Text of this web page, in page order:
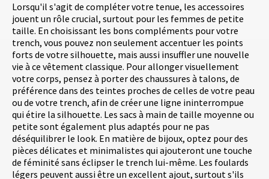
Lorsqu'il s'agit de compléter votre tenue, les accessoires
jouent un rôle crucial, surtout pour les femmes de petite
taille. En choisissant les bons compléments pour votre
trench, vous pouvez non seulement accentuer les points
forts de votre silhouette, mais aussi insuffler une nouvelle
vie à ce vêtement classique. Pour allonger visuellement
votre corps, pensez à porter des chaussures à talons, de
préférence dans des teintes proches de celles de votre peau
ou de votre trench, afin de créer une ligne ininterrompue
qui étire la silhouette. Les sacs à main de taille moyenne ou
petite sont également plus adaptés pour ne pas
déséquilibrer le look. En matière de bijoux, optez pour des
pièces délicates et minimalistes qui ajouteront une touche
de féminité sans éclipser le trench lui-même. Les foulards
légers peuvent aussi être un excellent ajout, surtout s'ils